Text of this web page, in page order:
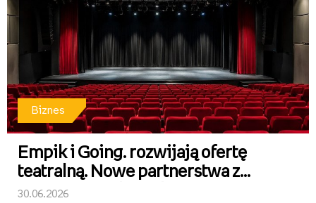
Biznes
Empik i Going. rozwijają ofertę
teatralną. Nowe partnerstwa z
teatrami w całej Polsce
30.06.2026